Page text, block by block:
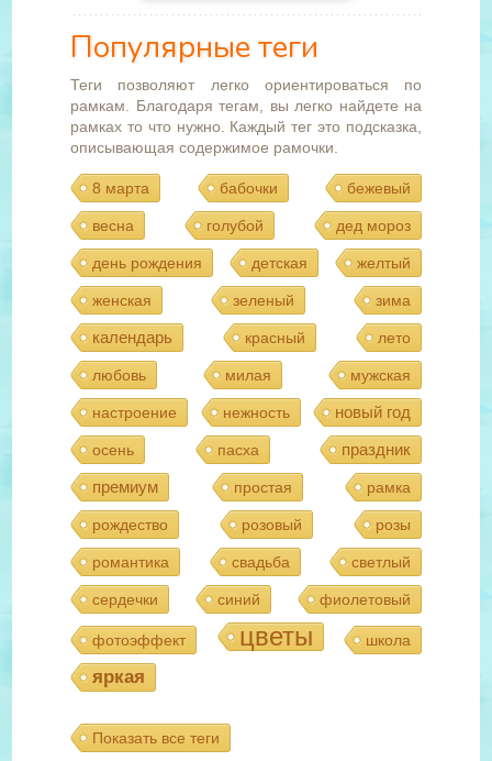
Популярные теги
Теги позволяют легко ориентироваться по
рамкам. Благодаря тегам, вы легко найдете на
рамках то что нужно. Каждый тег это подсказка,
описывающая содержимое рамочки.
8 марта бабочки бежевый
весна голубой дед мороз
день рождения детская желтый
женская зеленый зима
календарь красный лето
любовь милая мужская
настроение нежность новый год
осень пасха
праздник
премиум
простая рамка
рождество розовый розы
романтика свадьба светлый
сердечки синий фиолетовый
фотоэффект цветы школа
яркая
Показать все теги